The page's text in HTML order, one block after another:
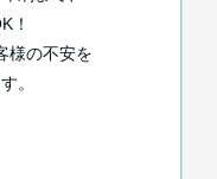
！
様の不安を
。